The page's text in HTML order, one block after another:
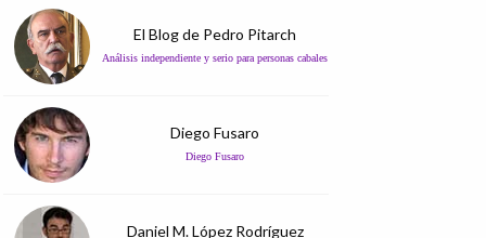
El Blog de Pedro Pitarch
Análisis independiente y serio para personas cabales
Diego Fusaro
Diego Fusaro
Daniel M. López Rodríguez